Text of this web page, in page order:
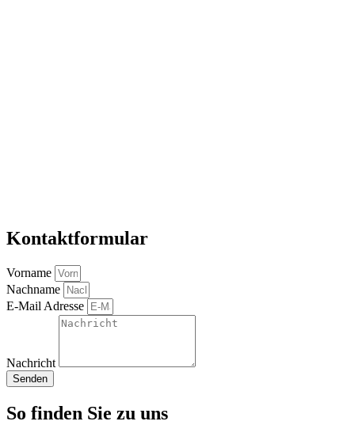
Kontaktformular
Vorname
Nachname
E-Mail Adresse
Nachricht
Senden
So finden Sie zu uns